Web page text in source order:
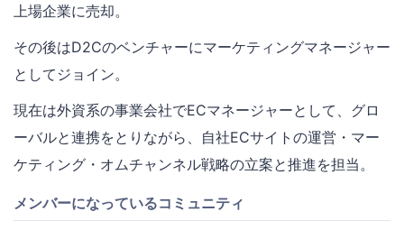
上場企業に売却。
その後はD2Cのベンチャーにマーケティングマネージャー
としてジョイン。
現在は外資系の事業会社でECマネージャーとして、グロ
ーバルと連携をとりながら、自社ECサイトの運営・マー
ケティング・オムチャンネル戦略の立案と推進を担当。
メンバーになっているコミュニティ